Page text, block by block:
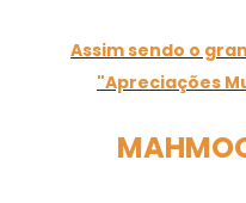
Assim sendo o
"Apreciações